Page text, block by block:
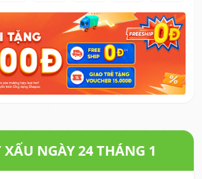
XẤU NGÀY 24 THÁNG 1